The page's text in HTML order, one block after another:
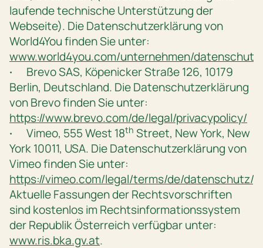
laufende technische Unterstützung der
Webseite). Die Datenschutzerklärung von
World4You finden Sie unter:
www.world4you.com/unternehmen/
· Brevo SAS, Köpenicker Straße 126, 10179
Berlin, Deutschland. Die Datenschutzerklärung
von Brevo finden Sie unter:
https://www.brevo.com/de/legal/privacypolicy/
·
Vimeo, 555 West 18th Street, New York, New
York 10011, USA. Die Datenschutzerklärung von
Vimeo finden Sie unter:
https://vimeo.com/legal/terms/de/datenschutz/
Aktuelle Fassungen der Rechtsvorschriften
sind kostenlos im Rechtsinformationssystem
der Republik Österreich verfügbar unter:
www.ris.bka.gv.at.